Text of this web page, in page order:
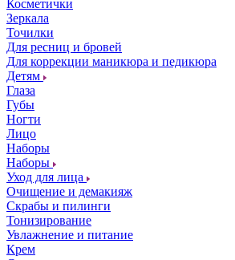
Косметички
Зеркала
Точилки
Для ресниц и бровей
Для коррекции маникюра и педикюра
Детям
Глаза
Губы
Ногти
Лицо
Наборы
Наборы
Уход для лица
Очищение и демакияж
Скрабы и пилинги
Тонизирование
Увлажнение и питание
Крем